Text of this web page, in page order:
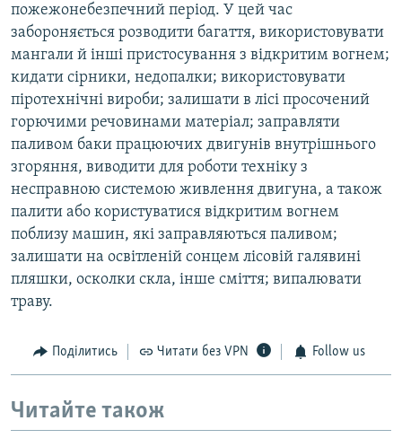
пожежонебезпечний період. У цей час
забороняється розводити багаття, використовувати
мангали й інші пристосування з відкритим вогнем;
кидати сірники, недопалки; використовувати
піротехнічні вироби; залишати в лісі просочений
горючими речовинами матеріал; заправляти
паливом баки працюючих двигунів внутрішнього
згоряння, виводити для роботи техніку з
несправною системою живлення двигуна, а також
палити або користуватися відкритим вогнем
поблизу машин, які заправляються паливом;
залишати на освітленій сонцем лісовій галявині
пляшки, осколки скла, інше сміття; випалювати
траву.
Поділитись Читати без VPN Follow us
Читайте також